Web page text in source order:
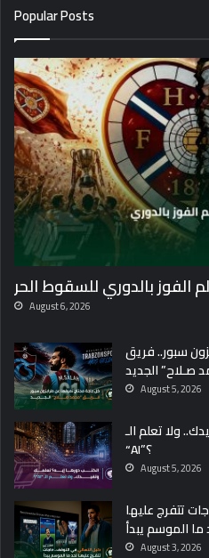
Popular Posts
الفوز بالدوري للسقوط الحر
August 6, 2026
سبور.. فريق
صـلاح” الجديد
August 5, 2026
ولا تعلم الـ
“AI”؟
August 5, 2026
تتفرج عليها
ما الموسم يبدأ
August 3, 2026